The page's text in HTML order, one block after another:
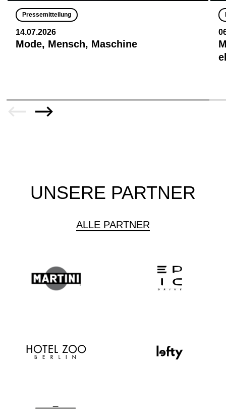
Pressemitteilung
14.07.2026
Mode, Mensch, Maschine
UNSERE PARTNER
ALLE PARTNER